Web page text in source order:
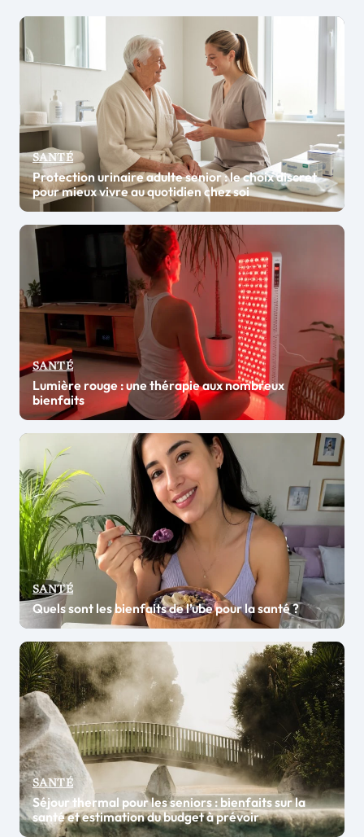
SANTÉ
Protection urinaire adulte senior : le choix discret
pour mieux vivre au quotidien chez soi
SANTÉ
Lumière rouge : une thérapie aux nombreux
bienfaits
SANTÉ
Quels sont les bienfaits de l’ube pour la santé ?
SANTÉ
Séjour thermal pour les seniors : bienfaits sur la
santé et estimation du budget à prévoir